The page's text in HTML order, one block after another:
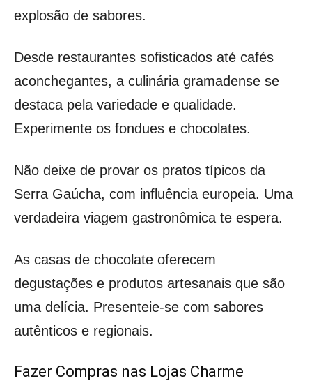
explosão de sabores.
Desde restaurantes sofisticados até cafés
aconchegantes, a culinária gramadense se
destaca pela variedade e qualidade.
Experimente os fondues e chocolates.
Não deixe de provar os pratos típicos da
Serra Gaúcha, com influência europeia. Uma
verdadeira viagem gastronômica te espera.
As casas de chocolate oferecem
degustações e produtos artesanais que são
uma delícia. Presenteie-se com sabores
autênticos e regionais.
Fazer Compras nas Lojas Charme